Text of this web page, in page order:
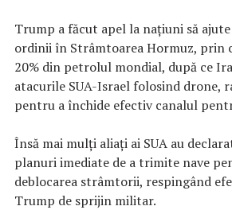
Trump a făcut apel la națiuni să
ordinii în Strâmtoarea Hormuz, prin
20% din petrolul mondial, după ce
atacurile SUA-Israel folosind drone,
pentru a închide efectiv canalul
Însă mai mulți aliați ai SUA au
planuri imediate de a trimite nave
deblocarea strâmtorii, respingând
Trump de sprijin militar.